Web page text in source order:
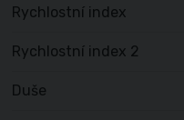
Rychlostní index
Rychlostní index 2
Duše